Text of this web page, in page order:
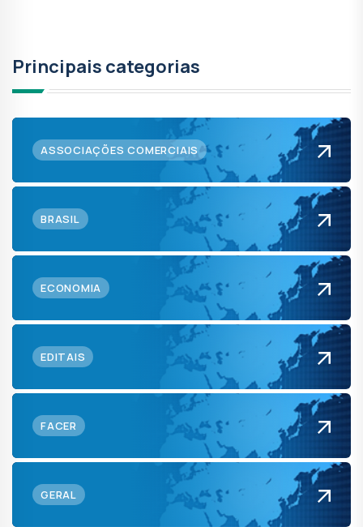
Principais categorias
ASSOCIAÇÕES COMERCIAIS
BRASIL
ECONOMIA
EDITAIS
FACER
GERAL